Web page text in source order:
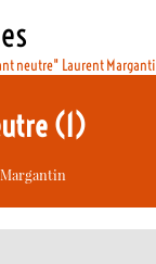
neutre" Laurent
(1)